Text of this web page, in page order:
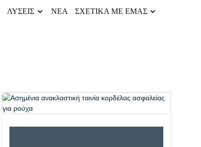
ΛΎΣΕΙΣ ΝΈΑ ΣΧΕΤΙΚΆ ΜΕ ΕΜΆΣ